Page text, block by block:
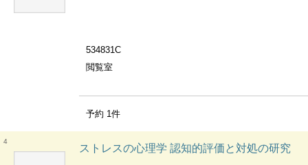
534831C
閲覧室
予約 1件
4
ストレスの心理学 認知的評価と対処の研究